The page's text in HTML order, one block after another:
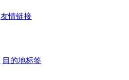
友情链接
目的地标签